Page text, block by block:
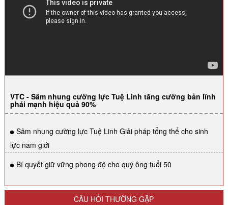
VTC - Sâm nhung cường lực Tuệ Linh tăng cường bản lĩnh
phái mạnh hiệu quả 90%
Sâm nhung cường lực Tuệ Linh Giải pháp tổng thể cho sinh
lực nam giới
Bí quyết giữ vững phong độ cho quý ông tuổi 50
CÂU HỎI THƯỜNG GẶP